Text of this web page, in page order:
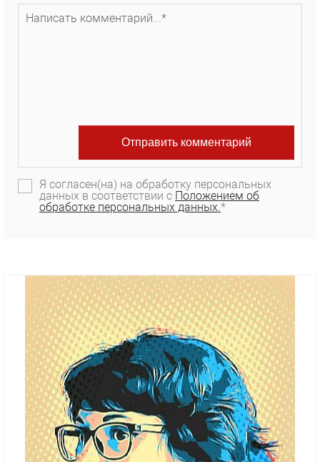
Я согласен(на) на обработку персональных
данных в соответствии с Положением об
обработке персональных данных.*